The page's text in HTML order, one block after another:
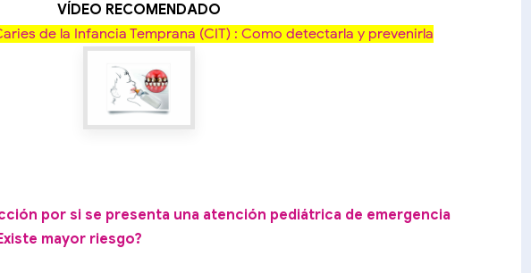
VÍDEO RECOMENDADO
de la Infancia Temprana (CIT) : Como detectarla y prevenirla
por si se presenta una atención pediátrica de emergencia
mayor riesgo?